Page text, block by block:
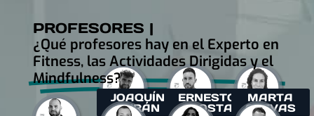
PROFESORES |
¿Qué profesores hay en el Experto en
Fitness, las Actividades Dirigidas y el
Mindfulness?
JOAQUÍN
DURÁN
ERNESTO
ACOSTA
MARTA
CUEVAS